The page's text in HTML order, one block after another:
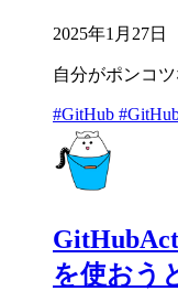
2025年1月27日
自分がポンコ
#GitHub
を使おう